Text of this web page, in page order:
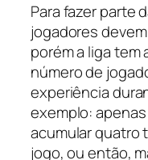
Para fazer parte
jogadores
porém a liga tem
número de
experiência
exemplo:
acumular quatro
jogo, ou então,